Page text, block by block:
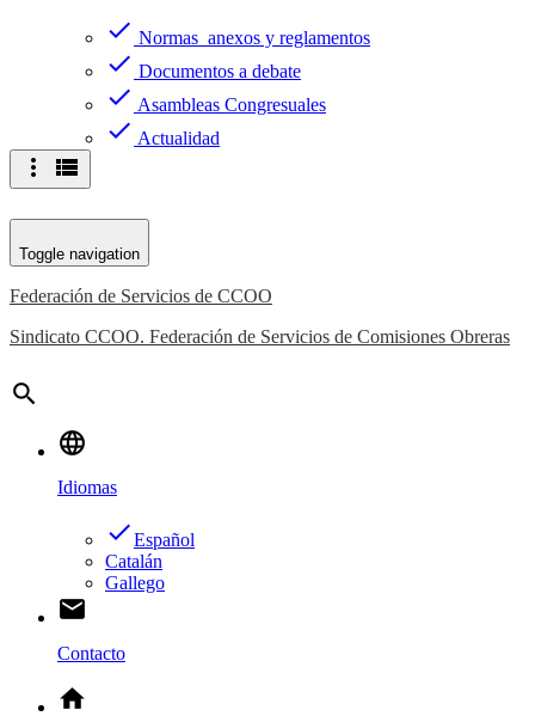
check Normas anexos y reglamentos
check Documentos a debate
check Asambleas Congresuales
check Actualidad
more_vert view_list
Toggle navigation
Federación de Servicios de CCOO
Sindicato CCOO. Federación de Servicios de Comisiones Obreras
search
language
Idiomas
doneEspañol
Catalán
Gallego
email
Contacto
home